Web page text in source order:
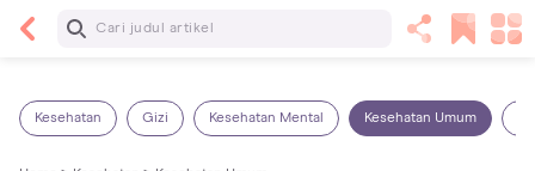
Baca Selanjutnya
Kesehatan Gizi Kesehatan Mental Kesehatan Umum